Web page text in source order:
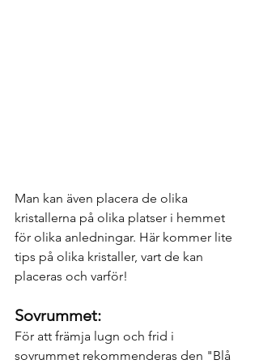
Man kan även placera de olika
kristallerna på olika platser i hemmet
för olika anledningar. Här kommer lite
tips på olika kristaller, vart de kan
placeras och varför!
Sovrummet:
För att främja lugn och frid i
sovrummet rekommenderas den "Blå